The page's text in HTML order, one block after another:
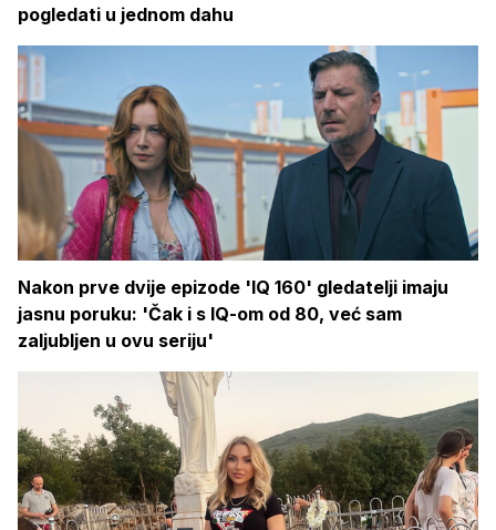
pogledati u jednom dahu
Nakon prve dvije epizode 'IQ 160' gledatelji imaju
jasnu poruku: 'Čak i s IQ-om od 80, već sam
zaljubljen u ovu seriju'